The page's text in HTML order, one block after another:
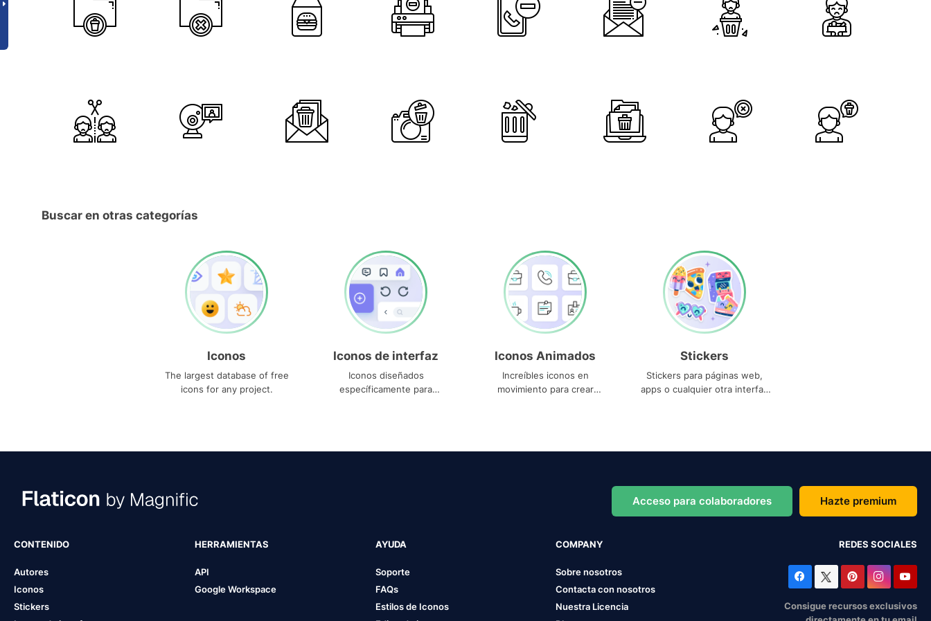
Buscar en otras categorías
Iconos
The largest database of free
icons for any project.
Iconos de interfaz
Iconos diseñados
específicamente para
Iconos Animados
Increíbles iconos en
movimiento para crear
Stickers
Stickers para páginas web,
apps o cualquier otra interfaz
Acceso para colaboradores Hazte premium
CONTENIDO
Autores
Iconos
Stickers
HERRAMIENTAS
API
Google Workspace
AYUDA
Soporte
FAQs
Estilos de Iconos
COMPANY
Sobre nosotros
Contacta con nosotros
Nuestra Licencia
REDES SOCIALES
Consigue recursos exclusivos